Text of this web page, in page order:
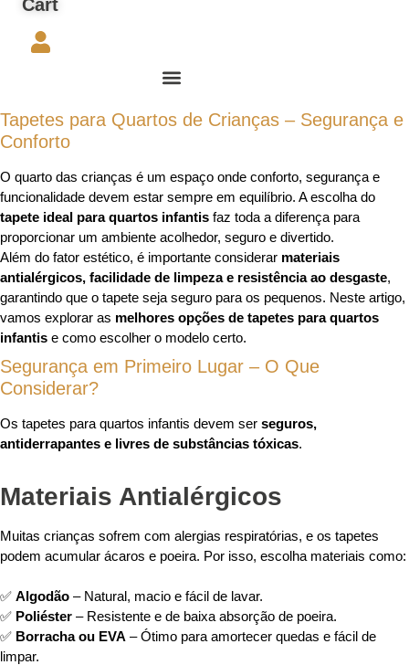
Cart
Tapetes para Quartos de Crianças – Segurança e
Conforto
O quarto das crianças é um espaço onde conforto, segurança e
funcionalidade devem estar sempre em equilíbrio. A escolha do
tapete ideal para quartos infantis faz toda a diferença para
proporcionar um ambiente acolhedor, seguro e divertido.
Além do fator estético, é importante considerar materiais
antialérgicos, facilidade de limpeza e resistência ao desgaste,
garantindo que o tapete seja seguro para os pequenos. Neste artigo,
vamos explorar as melhores opções de tapetes para quartos
infantis e como escolher o modelo certo.
Segurança em Primeiro Lugar – O Que
Considerar?
Os tapetes para quartos infantis devem ser seguros,
antiderrapantes e livres de substâncias tóxicas.
Materiais Antialérgicos
Muitas crianças sofrem com alergias respiratórias, e os tapetes
podem acumular ácaros e poeira. Por isso, escolha materiais como:
✅ Algodão – Natural, macio e fácil de lavar.
✅ Poliéster – Resistente e de baixa absorção de poeira.
✅ Borracha ou EVA – Ótimo para amortecer quedas e fácil de
limpar.